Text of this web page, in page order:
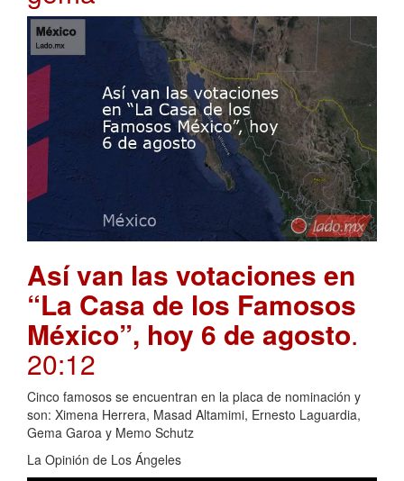
Así van las votaciones en
“La Casa de los Famosos
México”, hoy 6 de agosto.
20:12
Cinco famosos se encuentran en la placa de nominación y
son: Ximena Herrera, Masad Altamimi, Ernesto Laguardia,
Gema Garoa y Memo Schutz
La Opinión de Los Ángeles